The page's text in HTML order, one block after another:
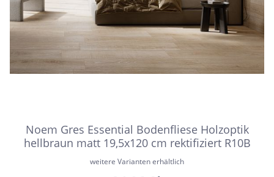
Noem Gres Essential Bodenfliese Holzoptik
hellbraun matt 19,5x120 cm rektifiziert R10B
weitere Varianten erhältlich